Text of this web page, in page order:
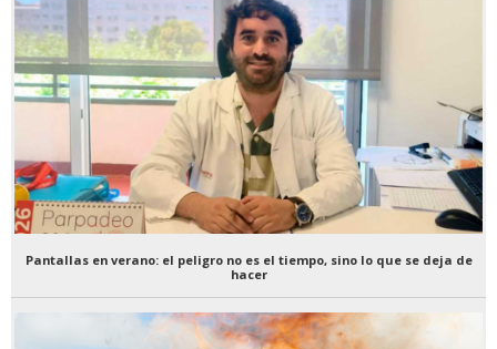
Pantallas en verano: el peligro no es el tiempo, sino lo que se deja de
hacer